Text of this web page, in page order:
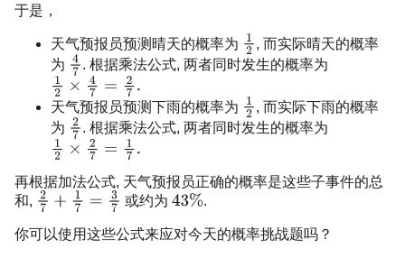
于是，
天气预报员预测晴天的概率为
, 而实际晴天的概率
为
. 根据乘法公式, 两者同时发生的概率为
天气预报员预测下雨的概率为
, 而实际下雨的概率
为
. 根据乘法公式, 两者同时发生的概率为
再根据加法公式, 天气预报员正确的概率是这些子事件的总
和,
或约为 .
你可以使用这些公式来应对今天的概率挑战题吗？